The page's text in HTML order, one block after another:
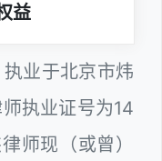
益
业于北京市炜
执业证号为14
师现（或曾）